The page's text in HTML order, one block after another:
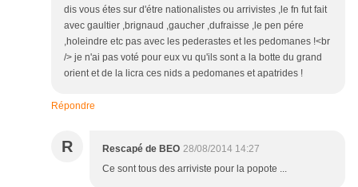
dis vous étes sur d'étre nationalistes ou arrivistes ,le fn fut fait
avec gaultier ,brignaud ,gaucher ,dufraisse ,le pen pére
,holeindre etc pas avec les pederastes et les pedomanes !<br
/> je n'ai pas voté pour eux vu qu'ils sont a la botte du grand
orient et de la licra ces nids a pedomanes et apatrides !
Répondre
R Rescapé de BEO 28/08/2014 14:27
Ce sont tous des arriviste pour la popote ...